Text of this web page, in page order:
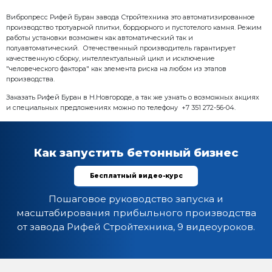
1. Формующий блок Рифей Буран
2. Стеллажный модуль подачи поддонов
3. Система дозирования материалов "РБУ-750-СДА-
- Дозирующий комплекс ДЗ-15 (2 бункера по 7,5
- Конвейер ленточный КЛ-500-5,0 (L=5м)
- Конвейер ленточный КЛ-500-5,0 с бункером (L=5м)
- Бетоносмеситель СГ-750 (V=750л)
- Весовой блок дозаторов БДА-750-Вес (дозатор
- Конвейер винтовой (шнек) КВ-6 (L=6 м)
- Пневмооборудование
Характеристика:
Размер формовочного поля: 1000х500 мм